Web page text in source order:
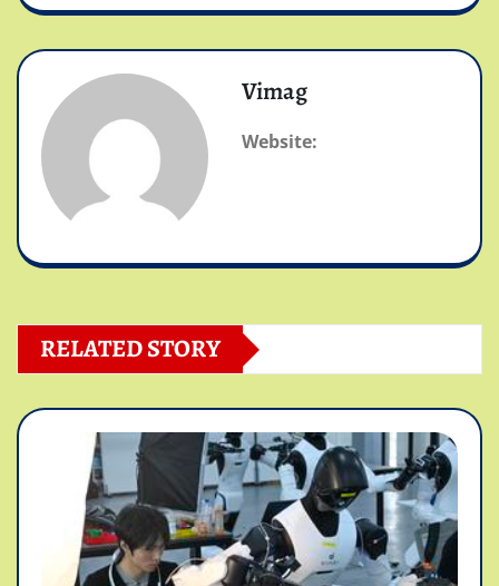
Vimag
Website:
RELATED STORY